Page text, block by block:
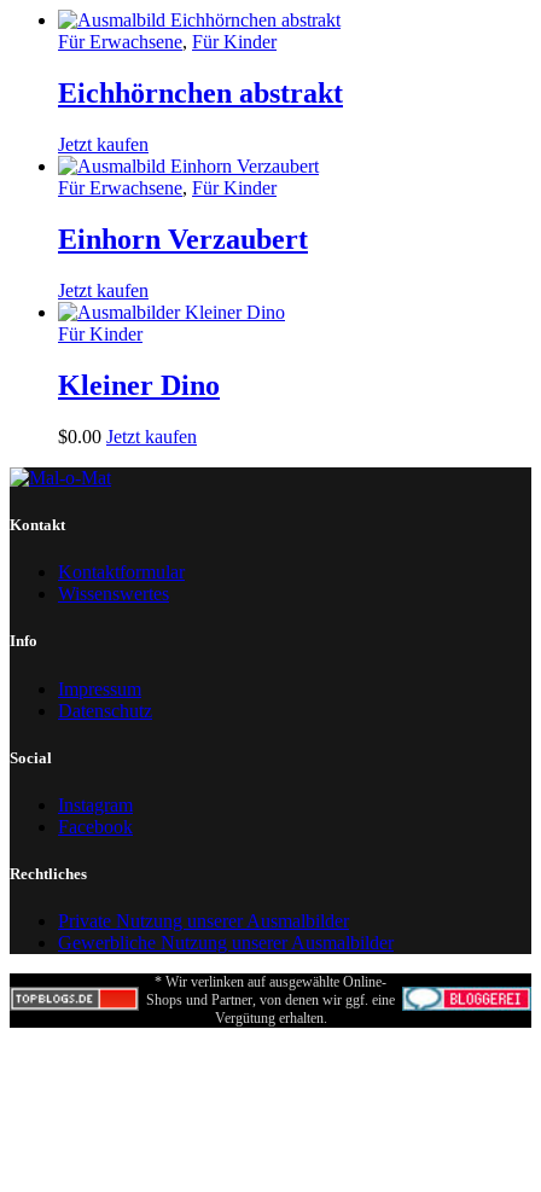
Für Erwachsene, Für Kinder
Eichhörnchen abstrakt
Jetzt kaufen
Für Erwachsene, Für Kinder
Einhorn Verzaubert
Jetzt kaufen
Für Kinder
Kleiner Dino
$0.00 Jetzt kaufen
Kontakt
Kontaktformular
Wissenswertes
Info
Impressum
Datenschutz
Social
Instagram
Facebook
Rechtliches
Private Nutzung unserer Ausmalbilder
Gewerbliche Nutzung unserer Ausmalbilder
* Wir verlinken auf ausgewählte Online-
Shops und Partner, von denen wir ggf. eine
Vergütung erhalten.